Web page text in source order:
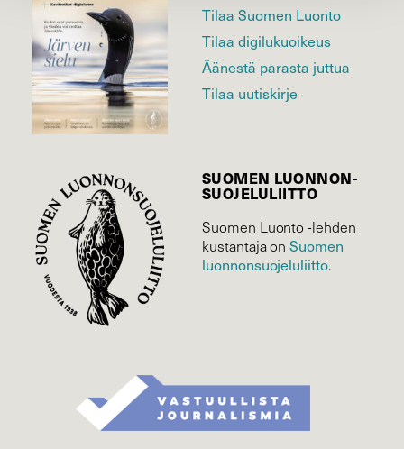
Tilaa Suomen Luonto
Tilaa digilukuoikeus
Äänestä parasta juttua
Tilaa uutiskirje
SUOMEN LUONNON­
SUOJELU­LIITTO
Suomen Luonto -lehden
kustantaja onSuomen
luonnonsuojelu­liitto.